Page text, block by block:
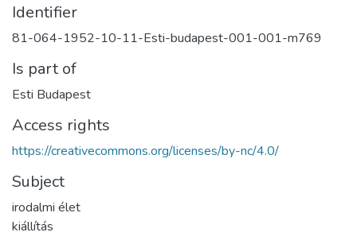
Identifier
81-064-1952-10-11-Esti-budapest-001-001-m769
Is part of
Esti Budapest
Access rights
https://creativecommons.org/licenses/by-nc/4.0/
Subject
irodalmi élet
kiállítás